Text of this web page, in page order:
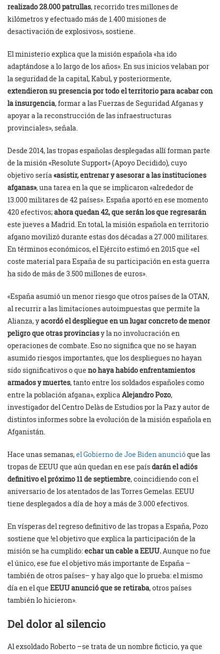
realizado 28.000 patrullas, recorrido tres millones de
kilómetros y efectuado más de 1.400 misiones de
desactivación de explosivos», sostiene.
El ministerio explica que la misión española «ha ido
adaptándose a lo largo de los años». En sus inicios velaban por
la seguridad de la capital, Kabul, y posteriormente,
extendieron su presencia por todo el territorio para acabar con
la insurgencia, formar a las Fuerzas de Seguridad Afganas y
apoyar a la reconstrucción de las infraestructuras
provinciales», señala.
Desde 2014, las tropas españolas desplegadas allí forman parte
de la misión «Resolute Support» (Apoyo Decidido), cuyo
objetivo sería«asistir, entrenar y asesorar a las instituciones
afganas», una tarea en la que se implicaron «alrededor de
13.000 militares de 42 países». España aportó en ese momento
420 efectivos;ahora quedan 42, que serán los que regresarán
este jueves a Madrid. En total, la misión española en territorio
afgano movilizó durante estas dos décadas a 27.000 militares.
En términos económicos, el Ejército estimó en 2015 que «el
coste material para España de su participación en esta guerra
ha sido de más de 3.500 millones de euros».
«España asumió un menor riesgo que otros países de la OTAN,
al recurrir a las limitaciones autoimpuestas que permite la
Alianza, yacordó el despliegue en un lugar concreto de menor
peligro que otras provinciasy la no involucración en
operaciones de combate. Eso no significa que no se hayan
asumido riesgos importantes, que los despliegues no hayan
sido significativos o que no haya habido enfrentamientos
armados y muertes, tanto entre los soldados españoles como
entre la población afgana», explicaAlejandro Pozo,
investigador del Centro Delàs de Estudios por la Paz y autor de
distintos informes sobre la evolución de la misión española en
Afganistán.
Hace unas semanas,el Gobierno de Joe Biden anuncióque las
tropas de EEUU que aún quedan en ese paísdarán el adiós
definitivo el próximo 11 de septiembre, coincidiendo con el
aniversario de los atentados de las Torres Gemelas. EEUU
tiene desplegados a día de hoy a más de 3.000 efectivos.
En vísperas del regreso definitivo de las tropas a España, Pozo
sostiene que !el objetivo que explica la participación de la
misión se ha cumplido:echar un cable a EEUU.Aunque no fue
el único, ese fue el objetivo más importante de España –
también de otros países– y hay algo que lo prueba: el mismo
día en el que EEUU anunció que se retiraba, otros países
también lo hicieron».
Del dolor al silencio
Al exsoldado Roberto –se trata de un nombre ficticio, ya que